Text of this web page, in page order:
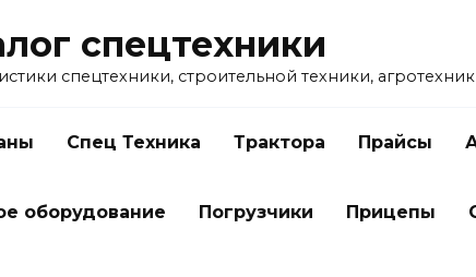
спецтехники
спецтехники, строительной техники,
Спец Техника Трактора Прайсы
оборудование Погрузчики Прицепы